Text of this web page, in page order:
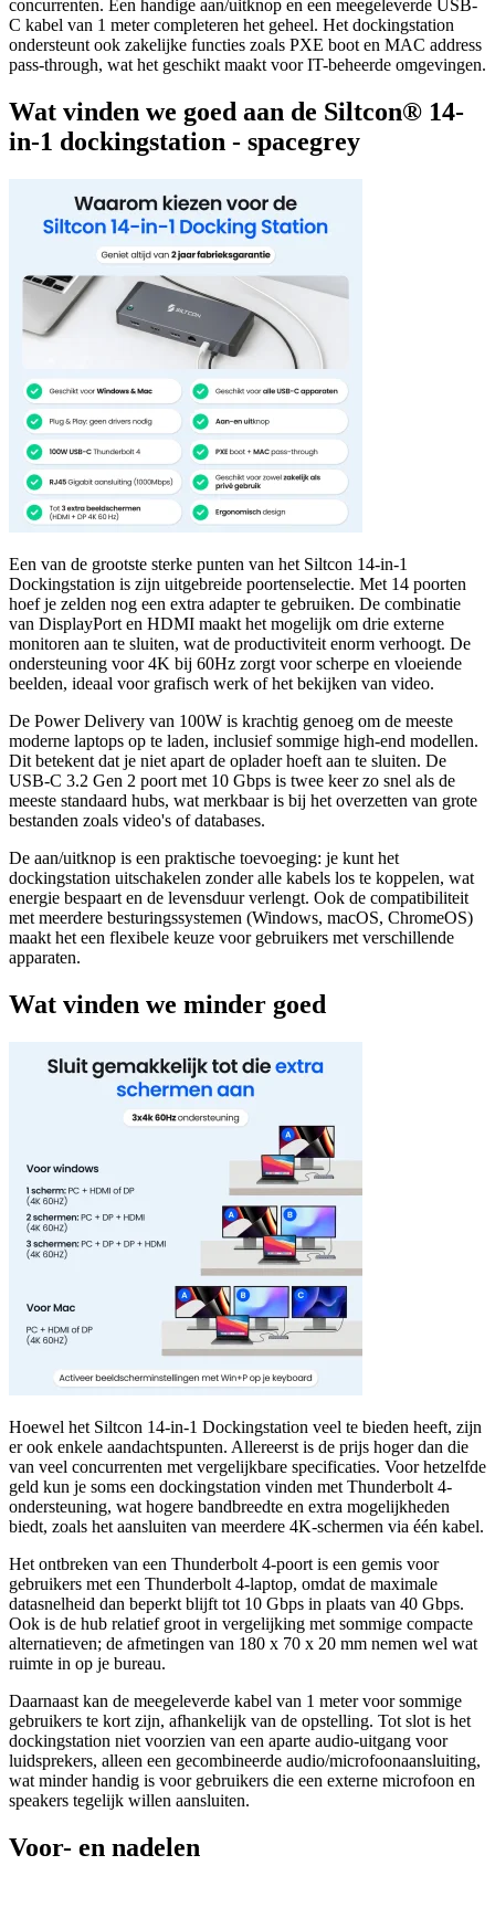
concurrenten. Een handige aan/uitknop en een meegeleverde USB-
C kabel van 1 meter completeren het geheel. Het dockingstation
ondersteunt ook zakelijke functies zoals PXE boot en MAC address
pass-through, wat het geschikt maakt voor IT-beheerde omgevingen.
Wat vinden we goed aan de Siltcon® 14-
in-1 dockingstation - spacegrey
Een van de grootste sterke punten van het Siltcon 14-in-1
Dockingstation is zijn uitgebreide poortenselectie. Met 14 poorten
hoef je zelden nog een extra adapter te gebruiken. De combinatie
van DisplayPort en HDMI maakt het mogelijk om drie externe
monitoren aan te sluiten, wat de productiviteit enorm verhoogt. De
ondersteuning voor 4K bij 60Hz zorgt voor scherpe en vloeiende
beelden, ideaal voor grafisch werk of het bekijken van video.
De Power Delivery van 100W is krachtig genoeg om de meeste
moderne laptops op te laden, inclusief sommige high-end modellen.
Dit betekent dat je niet apart de oplader hoeft aan te sluiten. De
USB-C 3.2 Gen 2 poort met 10 Gbps is twee keer zo snel als de
meeste standaard hubs, wat merkbaar is bij het overzetten van grote
bestanden zoals video's of databases.
De aan/uitknop is een praktische toevoeging: je kunt het
dockingstation uitschakelen zonder alle kabels los te koppelen, wat
energie bespaart en de levensduur verlengt. Ook de compatibiliteit
met meerdere besturingssystemen (Windows, macOS, ChromeOS)
maakt het een flexibele keuze voor gebruikers met verschillende
apparaten.
Wat vinden we minder goed
Hoewel het Siltcon 14-in-1 Dockingstation veel te bieden heeft, zijn
er ook enkele aandachtspunten. Allereerst is de prijs hoger dan die
van veel concurrenten met vergelijkbare specificaties. Voor hetzelfde
geld kun je soms een dockingstation vinden met Thunderbolt 4-
ondersteuning, wat hogere bandbreedte en extra mogelijkheden
biedt, zoals het aansluiten van meerdere 4K-schermen via één kabel.
Het ontbreken van een Thunderbolt 4-poort is een gemis voor
gebruikers met een Thunderbolt 4-laptop, omdat de maximale
datasnelheid dan beperkt blijft tot 10 Gbps in plaats van 40 Gbps.
Ook is de hub relatief groot in vergelijking met sommige compacte
alternatieven; de afmetingen van 180 x 70 x 20 mm nemen wel wat
ruimte in op je bureau.
Daarnaast kan de meegeleverde kabel van 1 meter voor sommige
gebruikers te kort zijn, afhankelijk van de opstelling. Tot slot is het
dockingstation niet voorzien van een aparte audio-uitgang voor
luidsprekers, alleen een gecombineerde audio/microfoonaansluiting,
wat minder handig is voor gebruikers die een externe microfoon en
speakers tegelijk willen aansluiten.
Voor- en nadelen